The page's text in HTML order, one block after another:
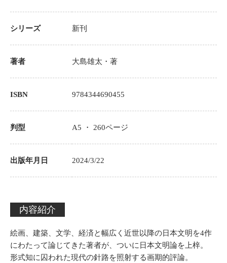
シリーズ 新刊
著者 大島雄太 ・著
ISBN 9784344690455
判型 A5 ・ 260ページ
出版年月日 2024/3/22
内容紹介
絵画、建築、文学、経済と幅広く近世以降の日本文明を4作
にわたって論じてきた著者が、ついに日本文明論を上梓。
形式知に囚われた現代の針路を照射する画期的評論。